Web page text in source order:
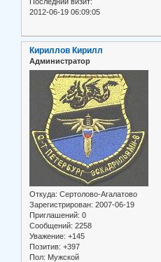
Последний визит:
2012-06-19 06:09:05
Кириллов Кирилл
Администратор
Откуда: Сертолово-Агалатово
Зарегистрирован: 2007-06-19
Приглашений: 0
Сообщений: 2258
Уважение: +145
Позитив: +397
Пол: Мужской